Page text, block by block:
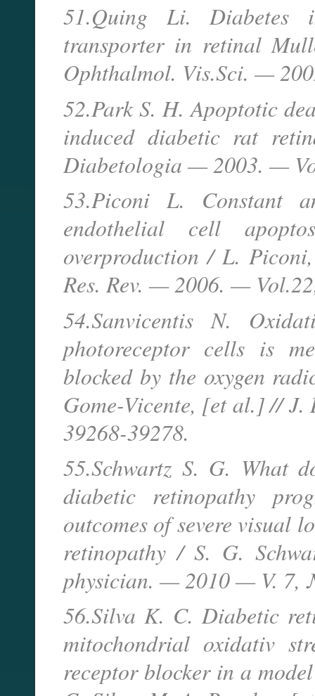
51.Quing Li. Diabetes
transporter in retinal
Ophthalmol. Vis.Sci. —
52.Park S. H. Apoptotic
induced diabetic rat
Diabetologia — 2003. —
53.Piconi L. Constant
endothelial cell
overproduction / L.
Res. Rev. — 2006. —
54.Sanvicentis N.
photoreceptor cells is
blocked by the oxygen
Gome-Vicente, [et al.] //
39268-39278.
55.Schwartz S. G. What
diabetic retinopathy
outcomes of severe visual
retinopathy / S. G.
physician. — 2010 — V. 7,
56.Silva K. C. Diabetic
mitochondrial oxidativ
receptor blocker in a